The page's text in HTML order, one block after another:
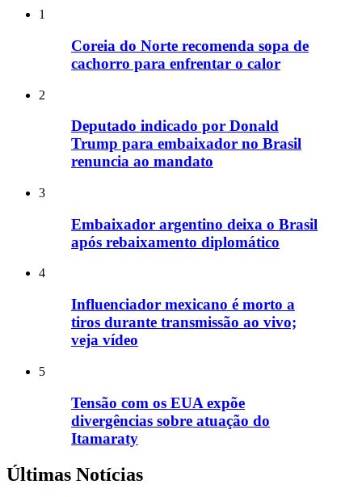
1
Coreia do Norte recomenda sopa de
cachorro para enfrentar o calor
2
Deputado indicado por Donald
Trump para embaixador no Brasil
renuncia ao mandato
3
Embaixador argentino deixa o Brasil
após rebaixamento diplomático
4
Influenciador mexicano é morto a
tiros durante transmissão ao vivo;
veja vídeo
5
Tensão com os EUA expõe
divergências sobre atuação do
Itamaraty
Últimas Notícias